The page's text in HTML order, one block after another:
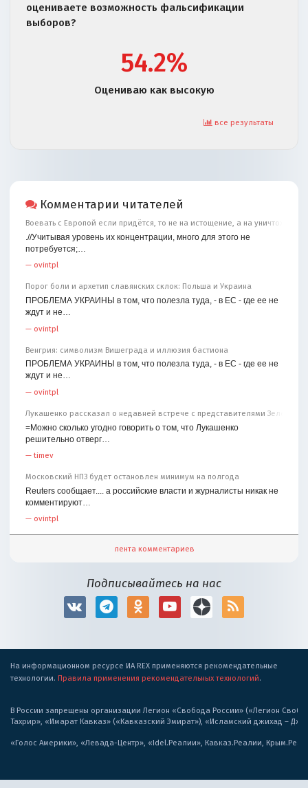
оцениваете возможность фальсификации
выборов?
54.2%
Оцениваю как высокую
все результаты
Комментарии читателей
Воевать с Европой если придётся, то не на истощение, а на уничтожение
.//Учитывая уровень их концентрации, много для этого не
потребуется;…
— ovintpl
Порог боли и архетип славянских склок: Польша и Украина
ПРОБЛЕМА УКРАИНЫ в том, что полезла туда, - в ЕС - где ее не
ждут и не…
— ovintpl
Венгрия: символизм Вишеграда и иллюзия бастиона
ПРОБЛЕМА УКРАИНЫ в том, что полезла туда, - в ЕС - где ее не
ждут и не…
— ovintpl
Лукашенко рассказал о недавней встрече с представителями
=Можно сколько угодно говорить о том, что Лукашенко
решительно отверг…
—timev
Московский НПЗ будет остановлен минимум на полгода
Reuters сообщает.... а российские власти и журналисты никак не
комментируют…
— ovintpl
лента комментариев
Подписывайтесь на нас
На информационном ресурсе ИА REX применяются рекомендательные
технологии. Правила применения рекомендательных технологий.
В России запрещены организации Легион «Свобода России» («Легион
Тахрир», «Имарат Кавказ» («Кавказский Эмират»), «Исламский джихад –
«Голос Америки», «Левада-Центр», «Idel.Реалии», Кавказ.Реалии,